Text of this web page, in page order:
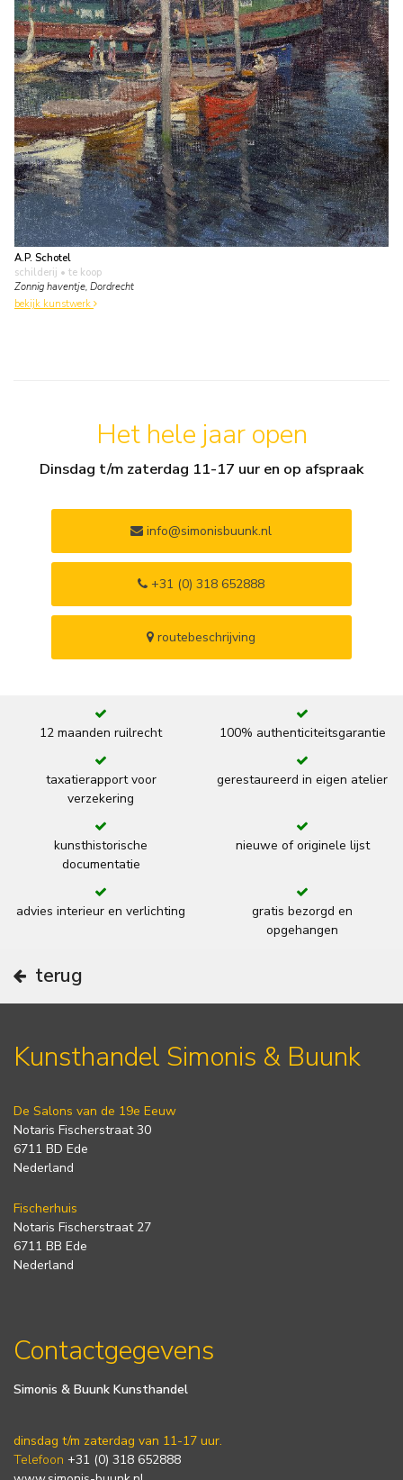
A.P. Schotel
schilderij • te koop
Zonnig haventje, Dordrecht
bekijk kunstwerk
Het hele jaar open
Dinsdag t/m zaterdag 11-17 uur en op afspraak
info@simonisbuunk.nl
+31 (0) 318 652888
routebeschrijving
12 maanden ruilrecht 100% authenticiteitsgarantie
taxatierapport voor
verzekering
gerestaureerd in eigen atelier
kunsthistorische
documentatie
nieuwe of originele lijst
advies interieur en verlichting
gratis bezorgd en
opgehangen
terug
Kunsthandel Simonis & Buunk
De Salons van de 19e Eeuw
Notaris Fischerstraat 30
6711 BD Ede
Nederland
Fischerhuis
Notaris Fischerstraat 27
6711 BB Ede
Nederland
Contactgegevens
Simonis & Buunk Kunsthandel
dinsdag t/m zaterdag van 11-17 uur.
Telefoon +31 (0) 318 652888